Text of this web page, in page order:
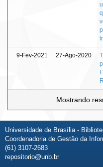
9-Fev-2021 27-Ago-2020
Mostrando
Universidade de Brasília -
Coordenadoria de Gestão da
(61) 3107-2683
repositorio@unb.br